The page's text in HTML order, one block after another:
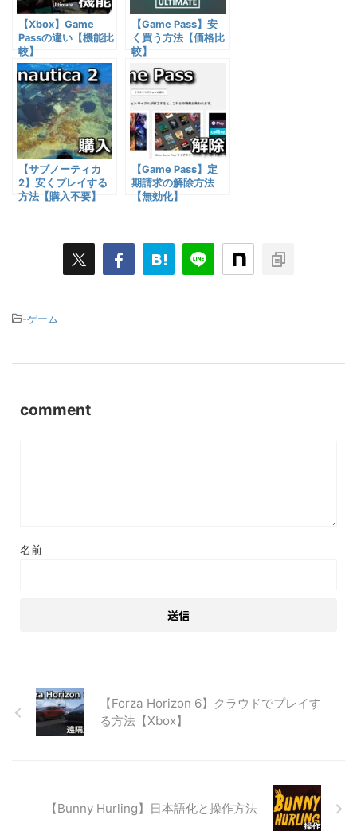
【Xbox】Game
Passの違い【機能比
較】
【Game Pass】安
く買う方法【価格比
較】
【サブノーティカ
2】安くプレイする
方法【購入不要】
【Game Pass】定
期請求の解除方法
【無効化】
-ゲーム
comment
名前
【Forza Horizon 6】クラウドでプレイす
る方法【Xbox】
【Bunny Hurling】日本語化と操作方法